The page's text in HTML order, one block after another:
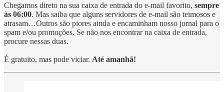
Chegamos direto na sua caixa de entrada do e-mail favorito, sempre
às 06:00. Mas saiba que alguns servidores de e-mail são teimosos e
atrasam…Outros são piores ainda e encaminham nosso jornal para o
spam e/ou promoções. Se não nos encontrar na caixa de entrada,
procure nessas duas.
É gratuito, mas pode viciar. Até amanhã!